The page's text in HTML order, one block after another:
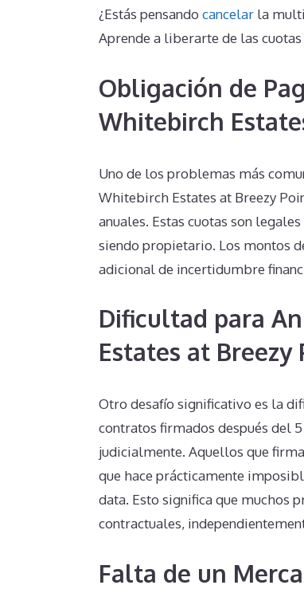
¿Estás pensando cancelar la
Aprende a liberarte de las
Obligación de
Whitebirch
Uno de los problemas más
Whitebirch Estates at Breezy
anuales. Estas cuotas son
siendo propietario. Los montos
adicional de incertidumbre
Dificultad para
Estates at Breezy
Otro desafío significativo es la
contratos firmados después del
judicialmente. Aquellos que
que hace prácticamente
data. Esto significa que muchos
contractuales,
Falta de un